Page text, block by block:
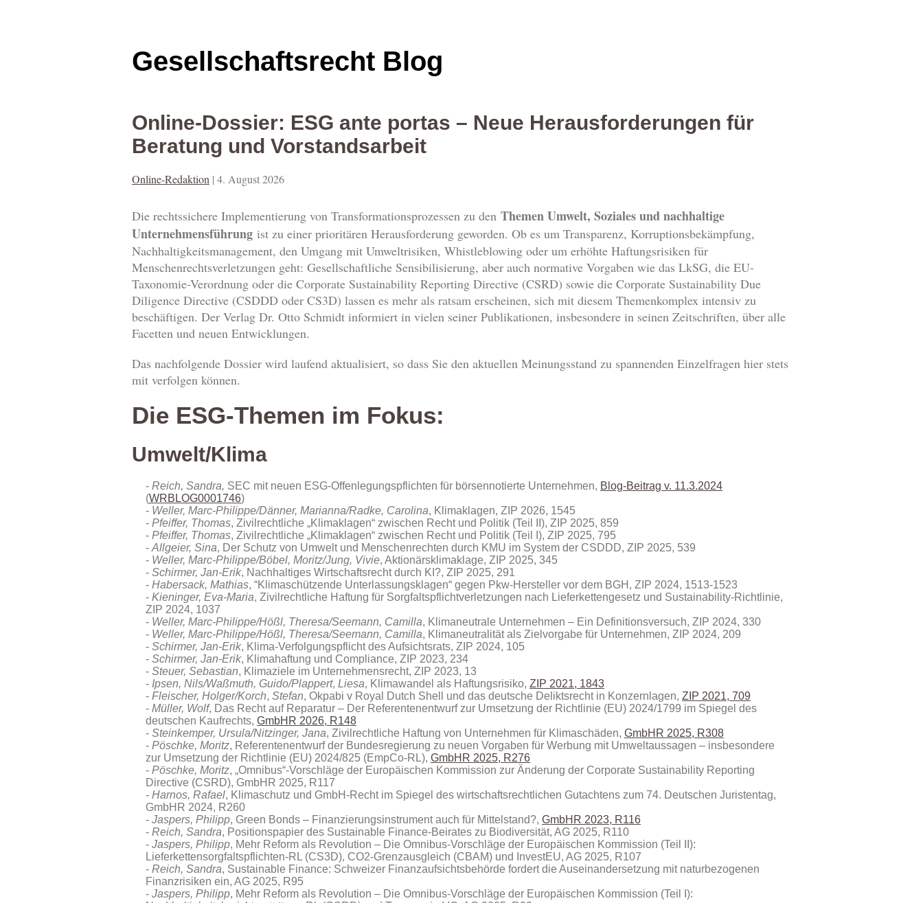
Gesellschaftsrecht Blog
Online-Dossier: ESG ante portas – Neue Herausforderungen für
Beratung und Vorstandsarbeit
Online-Redaktion | 4. August 2026
Die rechtssichere Implementierung von Transformationsprozessen zu den Themen Umwelt, Soziales und nachhaltige
Unternehmensführung ist zu einer prioritären Herausforderung geworden. Ob es um Transparenz, Korruptionsbekämpfung,
Nachhaltigkeitsmanagement, den Umgang mit Umweltrisiken, Whistleblowing oder um erhöhte Haftungsrisiken für
Menschenrechtsverletzungen geht: Gesellschaftliche Sensibilisierung, aber auch normative Vorgaben wie das LkSG, die EU-
Taxonomie-Verordnung oder die Corporate Sustainability Reporting Directive (CSRD) sowie die Corporate Sustainability Due
Diligence Directive (CSDDD oder CS3D) lassen es mehr als ratsam erscheinen, sich mit diesem Themenkomplex intensiv zu
beschäftigen. Der Verlag Dr. Otto Schmidt informiert in vielen seiner Publikationen, insbesondere in seinen Zeitschriften, über alle
Facetten und neuen Entwicklungen.
Das nachfolgende Dossier wird laufend aktualisiert, so dass Sie den aktuellen Meinungsstand zu spannenden Einzelfragen hier stets
mit verfolgen können.
Die ESG-Themen im Fokus:
Umwelt/Klima
Reich, Sandra, SEC mit neuen ESG-Offenlegungspflichten für börsennotierte Unternehmen, Blog-Beitrag v. 11.3.2024
(WRBLOG0001746)
Weller, Marc-Philippe/Dänner, Marianna/Radke, Carolina, Klimaklagen, ZIP 2026, 1545
Pfeiffer, Thomas, Zivilrechtliche „Klimaklagen“ zwischen Recht und Politik (Teil II), ZIP 2025, 859
Pfeiffer, Thomas, Zivilrechtliche „Klimaklagen“ zwischen Recht und Politik (Teil I), ZIP 2025, 795
Allgeier, Sina, Der Schutz von Umwelt und Menschenrechten durch KMU im System der CSDDD, ZIP 2025, 539
Weller, Marc-Philippe/Böbel, Moritz/Jung, Vivie, Aktionärsklimaklage, ZIP 2025, 345
Schirmer, Jan-Erik, Nachhaltiges Wirtschaftsrecht durch KI?, ZIP 2025, 291
Habersack, Mathias, “Klimaschützende Unterlassungsklagen“ gegen Pkw-Hersteller vor dem BGH, ZIP 2024, 1513-1523
Kieninger, Eva-Maria, Zivilrechtliche Haftung für Sorgfaltspflichtverletzungen nach Lieferkettengesetz und Sustainability-Richtlinie,
ZIP 2024, 1037
Weller, Marc-Philippe/Hößl, Theresa/Seemann, Camilla, Klimaneutrale Unternehmen – Ein Definitionsversuch, ZIP 2024, 330
Weller, Marc-Philippe/Hößl, Theresa/Seemann, Camilla, Klimaneutralität als Zielvorgabe für Unternehmen, ZIP 2024, 209
Schirmer, Jan-Erik, Klima-Verfolgungspflicht des Aufsichtsrats, ZIP 2024, 105
Schirmer, Jan-Erik, Klimahaftung und Compliance, ZIP 2023, 234
Steuer, Sebastian, Klimaziele im Unternehmensrecht, ZIP 2023, 13
Ipsen, Nils/Waßmuth, Guido/Plappert, Liesa, Klimawandel als Haftungsrisiko, ZIP 2021, 1843
Fleischer, Holger/Korch, Stefan, Okpabi v Royal Dutch Shell und das deutsche Deliktsrecht in Konzernlagen, ZIP 2021, 709
Müller, Wolf, Das Recht auf Reparatur – Der Referentenentwurf zur Umsetzung der Richtlinie (EU) 2024/1799 im Spiegel des
deutschen Kaufrechts, GmbHR 2026, R148
Steinkemper, Ursula/Nitzinger, Jana, Zivilrechtliche Haftung von Unternehmen für Klimaschäden, GmbHR 2025, R308
Pöschke, Moritz, Referentenentwurf der Bundesregierung zu neuen Vorgaben für Werbung mit Umweltaussagen – insbesondere
zur Umsetzung der Richtlinie (EU) 2024/825 (EmpCo-RL), GmbHR 2025, R276
Pöschke, Moritz, „Omnibus“-Vorschläge der Europäischen Kommission zur Änderung der Corporate Sustainability Reporting
Directive (CSRD), GmbHR 2025, R117
Harnos, Rafael, Klimaschutz und GmbH-Recht im Spiegel des wirtschaftsrechtlichen Gutachtens zum 74. Deutschen Juristentag,
GmbHR 2024, R260
Jaspers, Philipp, Green Bonds – Finanzierungsinstrument auch für Mittelstand?, GmbHR 2023, R116
Reich, Sandra, Positionspapier des Sustainable Finance-Beirates zu Biodiversität, AG 2025, R110
Jaspers, Philipp, Mehr Reform als Revolution – Die Omnibus-Vorschläge der Europäischen Kommission (Teil II):
Lieferkettensorgfaltspflichten-RL (CS3D), CO2-Grenzausgleich (CBAM) und InvestEU, AG 2025, R107
Reich, Sandra, Sustainable Finance: Schweizer Finanzaufsichtsbehörde fordert die Auseinandersetzung mit naturbezogenen
Finanzrisiken ein, AG 2025, R95
Jaspers, Philipp, Mehr Reform als Revolution – Die Omnibus-Vorschläge der Europäischen Kommission (Teil I):